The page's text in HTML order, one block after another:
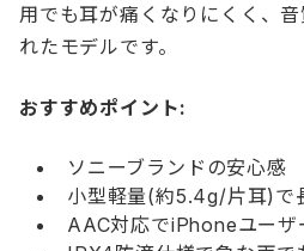
用でも耳が痛くなりにくく、
れたモデルです。
おすすめポイント:
ソニーブランドの安心感
小型軽量(約5.4g/片耳)で
AAC対応でiPhoneユーザ